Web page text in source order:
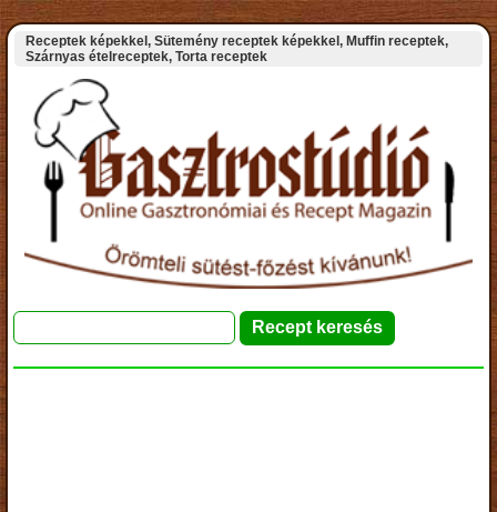
Receptek képekkel, Sütemény receptek képekkel, Muffin receptek,
Szárnyas ételreceptek, Torta receptek